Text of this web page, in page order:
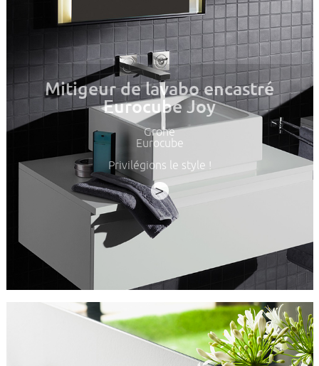
Mitigeur de lavabo encastré
Eurocube Joy
Grohe
Eurocube
Privilégions le style !
>